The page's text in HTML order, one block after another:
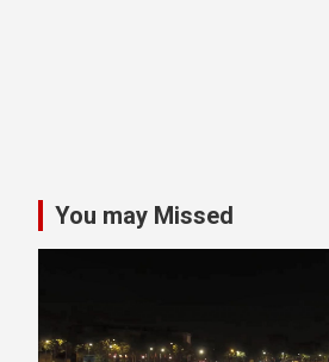
You may Missed